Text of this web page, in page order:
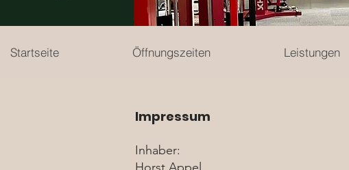
Startseite Öffnungszeiten Leistungen
Impressum
Inhaber: